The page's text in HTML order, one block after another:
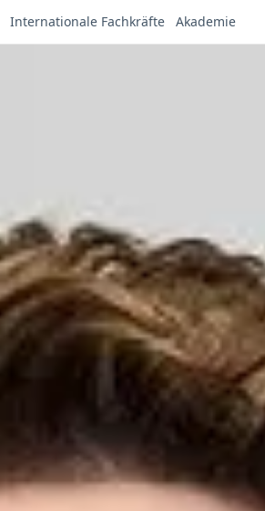
Internationale Fachkräfte Akademie